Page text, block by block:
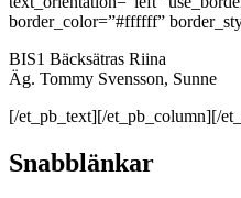
border_color=”#ffffff”
BIS1 Bäcksätras Riina
Äg. Tommy Svensson, Sunne
[/et_pb_text][/et_pb_column][/
Snabblänkar